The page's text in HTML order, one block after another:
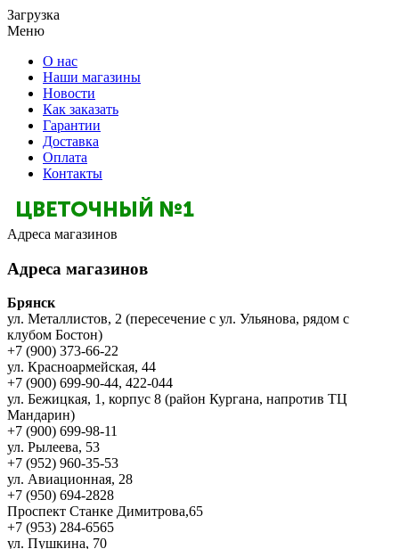
Загрузка
Меню
О нас
Наши магазины
Новости
Как заказать
Гарантии
Доставка
Оплата
Контакты
Адреса магазинов
Адреса магазинов
Брянск
ул. Металлистов, 2 (пересечение с ул. Ульянова, рядом с
клубом Бостон)
+7 (900) 373-66-22
ул. Красноармейская, 44
+7 (900) 699-90-44, 422-044
ул. Бежицкая, 1, корпус 8 (район Кургана, напротив ТЦ
Мандарин)
+7 (900) 699-98-11
ул. Рылеева, 53
+7 (952) 960-35-53
ул. Авиационная, 28
+7 (950) 694-2828
Проспект Станке Димитрова,65
+7 (953) 284-6565
ул. Пушкина, 70